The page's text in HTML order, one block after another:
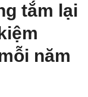
tắm lại
năm